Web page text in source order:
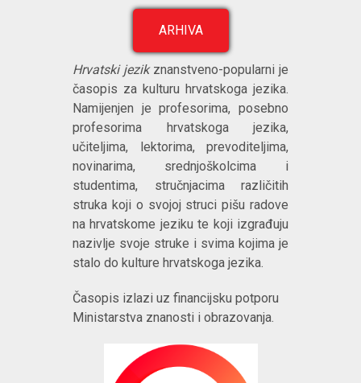
ARHIVA
Hrvatski jezikznanstveno-popularni je
časopis za kulturu hrvatskoga jezika.
Namijenjen je profesorima, posebno
profesorima hrvatskoga jezika,
učiteljima, lektorima, prevoditeljima,
novinarima, srednjoškolcima i
studentima, stručnjacima različitih
struka koji o svojoj struci pišu radove
na hrvatskome jeziku te koji izgrađuju
nazivlje svoje struke i svima kojima je
stalo do kulture hrvatskoga jezika.
Časopis izlazi uz financijsku potporu
Ministarstva znanosti i obrazovanja.